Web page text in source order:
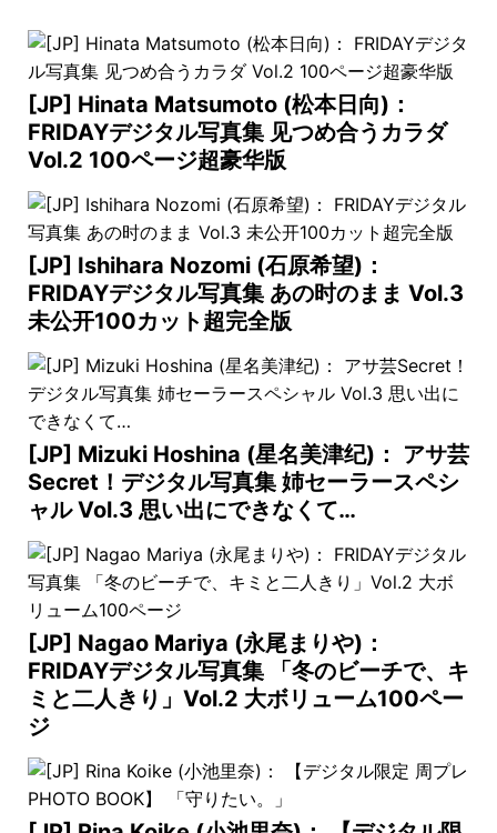
[JP] Hinata Matsumoto (松本日向)：
FRIDAYデジタル写真集 见つめ合うカラダ
Vol.2 100ページ超豪华版
[JP] Ishihara Nozomi (石原希望)：
FRIDAYデジタル写真集 あの时のまま Vol.3
未公开100カット超完全版
[JP] Mizuki Hoshina (星名美津纪)： アサ芸
Secret！デジタル写真集 姉セーラースペシ
ャル Vol.3 思い出にできなくて…
[JP] Nagao Mariya (永尾まりや)：
FRIDAYデジタル写真集 「冬のビーチで、キ
ミと二人きり」Vol.2 大ボリューム100ペー
ジ